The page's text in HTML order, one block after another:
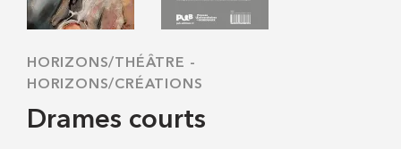
HORIZONS/THÉÂTRE -
HORIZONS/CRÉATIONS
Drames courts